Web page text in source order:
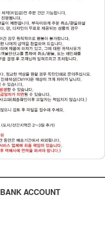
BANK ACCOUNT